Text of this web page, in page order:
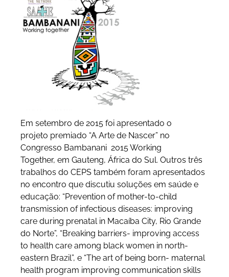
Em setembro de 2015 foi apresentado o
projeto premiado “A Arte de Nascer” no
Congresso Bambanani 2015 Working
Together, em Gauteng, África do Sul. Outros três
trabalhos do CEPS também foram apresentados
no encontro que discutiu soluções em saúde e
educação: “Prevention of mother-to-child
transmission of infectious diseases: improving
care during prenatal in Macaíba City, Rio Grande
do Norte”, “Breaking barriers- improving access
to health care among black women in north-
eastern Brazil”, e “The art of being born- maternal
health program improving communication skills